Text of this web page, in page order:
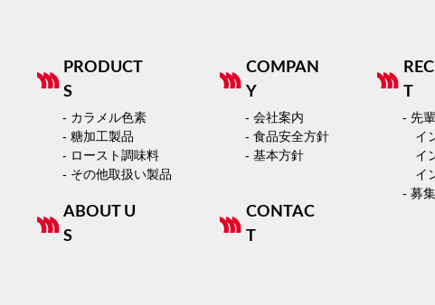
PRODUCT
S
- カラメル色素
- 糖加工製品
- ロースト調味料
- その他取扱い製品
ABOUT U
S
COMPAN
Y
- 会社案内
- 食品安全方針
- 基本方針
CONTAC
T
T
- 先
イ
イ
イ
- 募